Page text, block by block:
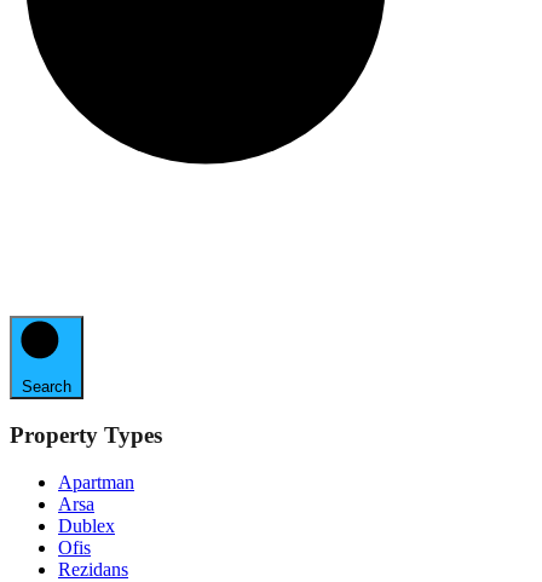
Search
Property Types
Apartman
Arsa
Dublex
Ofis
Rezidans